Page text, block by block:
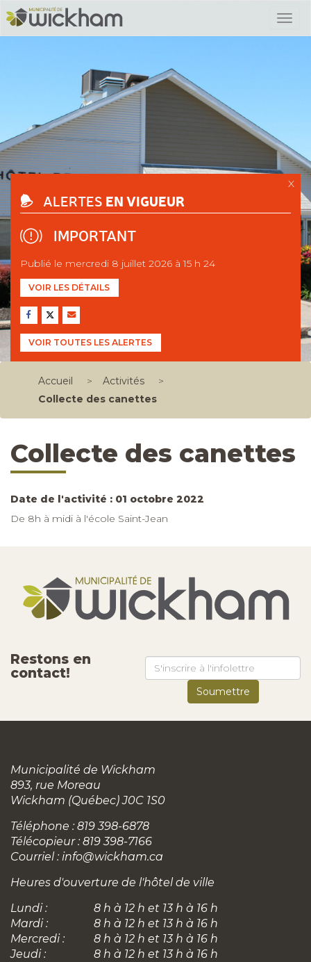
X
ALERTES EN VIGUEUR
IMPORTANT
Publié le mercredi 8 juillet 2026 à 15 h 24
VOIR LES DÉTAILS
VOIR TOUTES LES ALERTES
Accueil > Activités
>
Collecte des canettes
Collecte des canettes
Date de l'activité : 01 octobre 2022
De 8h à midi à l'école Saint-Jean
Restons en
contact!
Municipalité de Wickham
893, rue Moreau
Wickham (Québec) J0C 1S0
Téléphone : 819 398-6878
Télécopieur : 819 398-7166
Courriel : info@wickham.ca
Heures d'ouverture de l'hôtel de ville
Lundi :
8 h à 12 h et 13 h à 16 h
Mardi :
8 h à 12 h et 13 h à 16 h
Mercredi :
8 h à 12 h et 13 h à 16 h
Jeudi :
8 h à 12 h et 13 h à 16 h